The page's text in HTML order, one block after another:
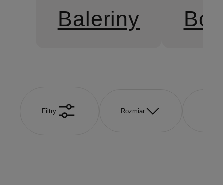
Baleriny
Filtry Rozmiar